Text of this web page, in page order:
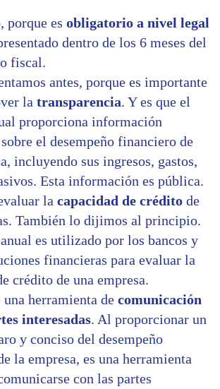
porque es obligatorio a nivel legal
dentro de los 6 meses del
fiscal.
antes, porque es importante
la transparencia. Y es que el
proporciona información
el desempeño financiero de
incluyendo sus ingresos, gastos,
Esta información es pública.
la capacidad de crédito de
También lo dijimos al principio.
es utilizado por los bancos y
financieras para evaluar la
crédito de una empresa.
una herramienta de comunicación
interesadas. Al proporcionar un
y conciso del desempeño
la empresa, es una herramienta
con las partes